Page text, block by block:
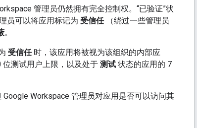
管理员仍然拥有完全控制权。“已验证”状
员可以将应用标记为 受信任（绕过一些管理员
。
受信任时，该应用将被视为该组织的内部应
位测试用户上限，以及处于 测试 状态的应用的 7
Workspace 管理员对应用是否可以访问其